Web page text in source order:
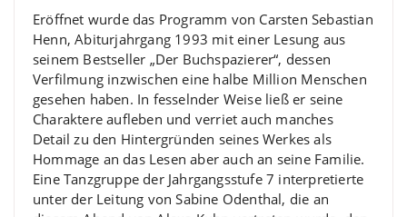
Eröffnet wurde das Programm von Carsten Sebastian
Henn, Abiturjahrgang 1993 mit einer Lesung aus
seinem Bestseller „Der Buchspazierer“, dessen
Verfilmung inzwischen eine halbe Million Menschen
gesehen haben. In fesselnder Weise ließ er seine
Charaktere aufleben und verriet auch manches
Detail zu den Hintergründen seines Werkes als
Hommage an das Lesen aber auch an seine Familie.
Eine Tanzgruppe der Jahrgangsstufe 7 interpretierte
unter der Leitung von Sabine Odenthal, die an